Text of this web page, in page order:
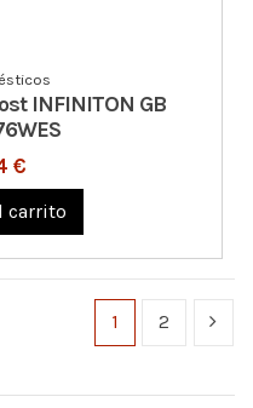
INFINITON GB
€
carrito
1 2